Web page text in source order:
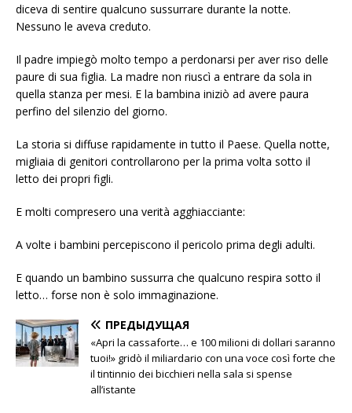
diceva di sentire qualcuno sussurrare durante la notte.
Nessuno le aveva creduto.
Il padre impiegò molto tempo a perdonarsi per aver riso delle
paure di sua figlia. La madre non riuscì a entrare da sola in
quella stanza per mesi. E la bambina iniziò ad avere paura
perfino del silenzio del giorno.
La storia si diffuse rapidamente in tutto il Paese. Quella notte,
migliaia di genitori controllarono per la prima volta sotto il
letto dei propri figli.
E molti compresero una verità agghiacciante:
A volte i bambini percepiscono il pericolo prima degli adulti.
E quando un bambino sussurra che qualcuno respira sotto il
letto… forse non è solo immaginazione.
ПРЕДЫДУЩАЯ
«Apri la cassaforte… e 100 milioni di dollari saranno
tuoi!» gridò il miliardario con una voce così forte che
il tintinnio dei bicchieri nella sala si spense
all’istante